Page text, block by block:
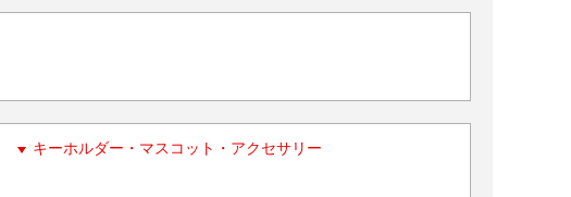
キーホルダー・マスコット・アクセサリー